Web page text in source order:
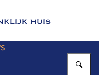
Het Koninklijk Huis